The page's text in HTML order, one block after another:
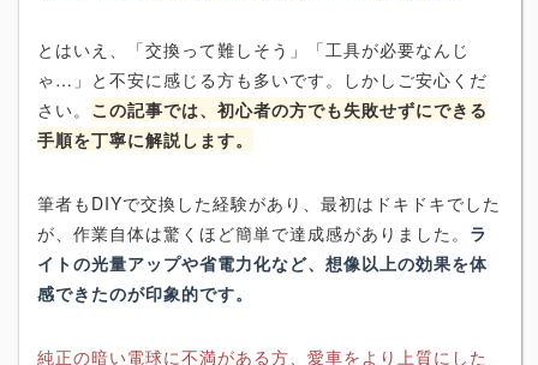
とはいえ、「交換って難しそう」「工具が必要なんじ
ゃ…」と不安に感じる方も多いです。しかしご安心くだ
さい。 この記事では、初心者の方でも失敗せずにできる
手順を丁寧に解説します。
筆者もDIYで交換した経験があり、最初はドキドキでした
が、作業自体は驚くほど簡単で達成感がありました。 ラ
イトの光量アップや省電力化など、想像以上の効果を体
感できたのが印象的です。
純正の暗い電球に不満がある方、愛車をより上質にした